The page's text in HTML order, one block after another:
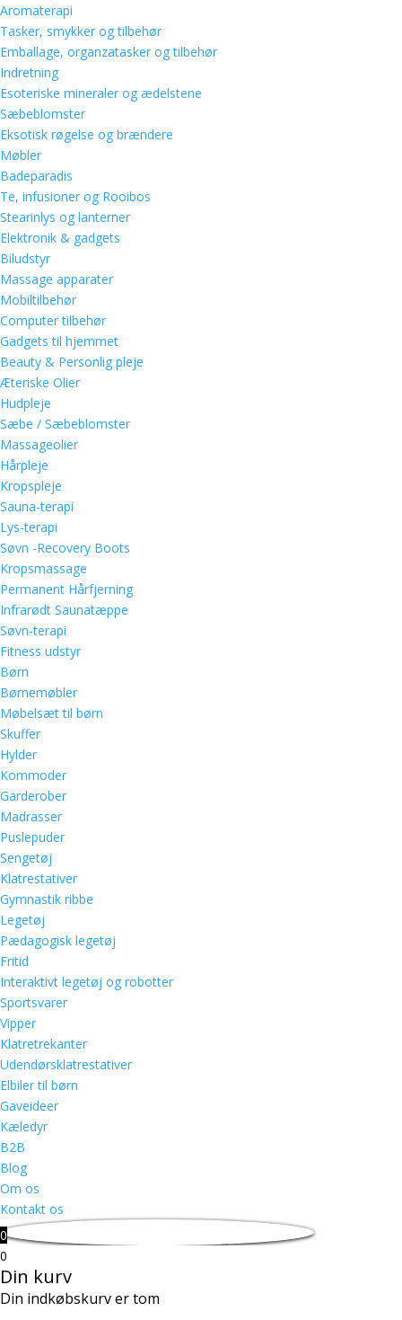
Aromaterapi
Tasker, smykker og tilbehør
Emballage, organzatasker og tilbehør
Indretning
Esoteriske mineraler og ædelstene
Sæbeblomster
Eksotisk røgelse og brændere
Møbler
Badeparadis
Te, infusioner og Rooibos
Stearinlys og lanterner
Elektronik & gadgets
Biludstyr
Massage apparater
Mobiltilbehør
Computer tilbehør
Gadgets til hjemmet
Beauty & Personlig pleje
Æteriske Olier
Hudpleje
Sæbe / Sæbeblomster
Massageolier
Hårpleje
Kropspleje
Sauna-terapi
Lys-terapi
Søvn -Recovery Boots
Kropsmassage
Permanent Hårfjerning
Infrarødt Saunatæppe
Søvn-terapi
Fitness udstyr
Børn
Børnemøbler
Møbelsæt til børn
Skuffer
Hylder
Kommoder
Garderober
Madrasser
Puslepuder
Sengetøj
Klatrestativer
Gymnastik ribbe
Legetøj
Pædagogisk legetøj
Fritid
Interaktivt legetøj og robotter
Sportsvarer
Vipper
Klatretrekanter
Udendørsklatrestativer
Elbiler til børn
Gaveideer
Kæledyr
B2B
Blog
Om os
Kontakt os
0
0
Din kurv
Din indkøbskurv er tom